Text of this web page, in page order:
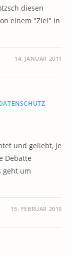
diesen
einem "Ziel" in
14. JANUAR 2011
und geliebt, je
Debatte
geht um
15. FEBRUAR 2010